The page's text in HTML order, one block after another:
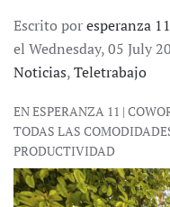
Escrito poresperanza
el Wednesday, 05 July
Noticias,Teletrabajo
EN ESPERANZA 11 |
TODAS LAS
PRODUCTIVIDAD